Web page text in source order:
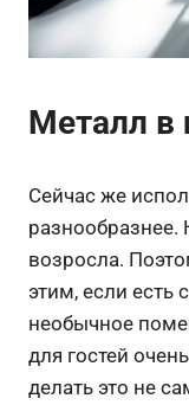
Металл в
Сейчас же
разнообразнее.
возросла.
этим, если есть
необычное
для гостей
делать это не